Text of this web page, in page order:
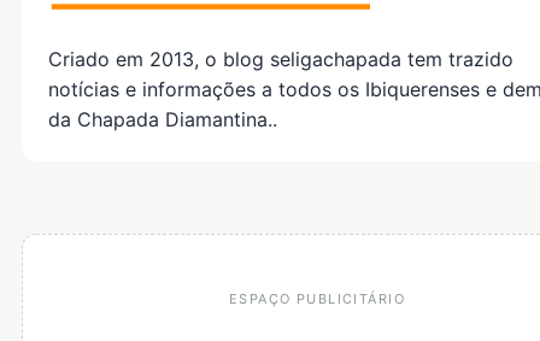
Criado em 2013, o blog seligachapada tem trazido
notícias e informações a todos os Ibiquerenses e
da Chapada Diamantina..
ESPAÇO PUBLICITÁRIO